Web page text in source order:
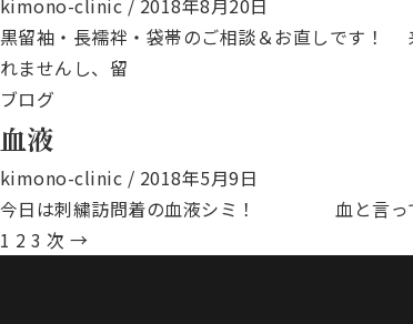
kimono-clinic / 2018年8月20日
黒留袖・長襦袢・袋帯のご相談＆お直しです！
れませんし、留
ブログ
血液
kimono-clinic / 2018年5月9日
今日は刺繍訪問着の血液シミ！ 血と言って
1 2 3 次 →